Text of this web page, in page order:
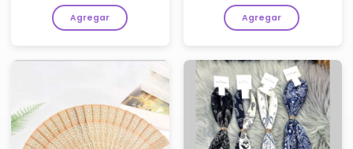
Agregar Agregar